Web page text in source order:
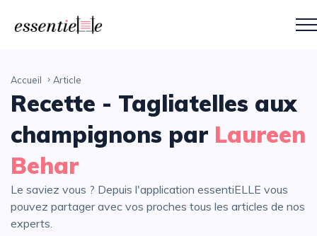
Accueil Article
Recette - Tagliatelles aux
champignons par Laureen
Behar
Le saviez vous ? Depuis l'application essentiELLE vous
pouvez partager avec vos proches tous les articles de nos
experts.